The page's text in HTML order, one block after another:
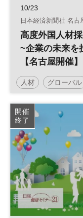
10/23
日本経済新聞社 名古
高度外国人材
~企業の未来を
【名古屋開催】
人材 グローバル
開催
終了